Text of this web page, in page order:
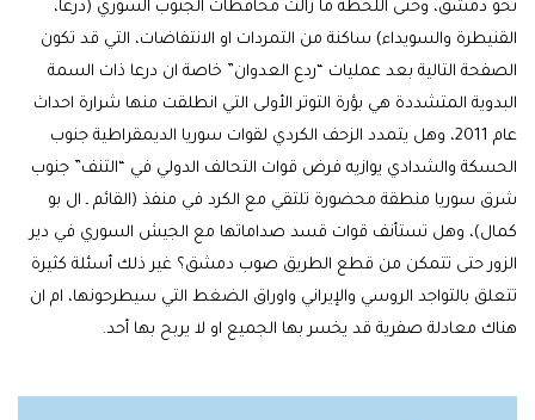
نحو دمشق، وحتى اللحظة ما زالت محافظات الجنوب السوري (درعا،
القنيطرة والسويداء) ساكنة من التمردات او الانتفاضات، التي قد تكون
الصفحة التالية بعد عمليات “ردع العدوان” خاصة ان درعا ذات السمة
البدوية المتشددة هي بؤرة التوتر الأولى التي انطلقت منها شرارة احداث
عام 2011، وهل يتمدد الزحف الكردي لقوات سوريا الديمقراطية جنوب
الحسكة والشدادي يوازيه فرض قوات التحالف الدولي في “التنف” جنوب
شرق سوريا منطقة محضورة تلتقي مع الكرد في منفذ (القائم ـ ال بو
كمال)، وهل تستأنف قوات قسد صداماتها مع الجيش السوري في دير
الزور حتى تتمكن من قطع الطريق صوب دمشق؟ غير ذلك أسئلة كثيرة
تتعلق بالتواجد الروسي والإيراني واوراق الضغط التي سيطرحونها، ام ان
هناك معادلة صفرية قد يخسر بها الجميع او لا يربح بها أحد.